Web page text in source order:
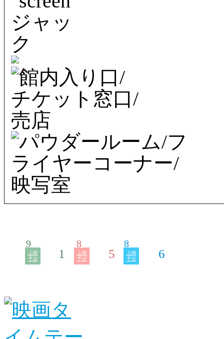
上映
予定
9
1
上映
予定
8
5
上映
予定
8
6